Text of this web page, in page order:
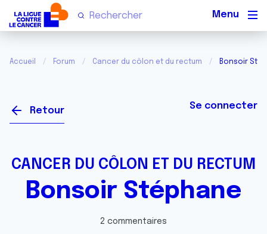
Accueil Forum Cancer du côlon et du rectum Bonsoir
Retour Se connecter
CANCER DU CÔLON ET DU RECTUM
Bonsoir Stéphane
2 commentaires